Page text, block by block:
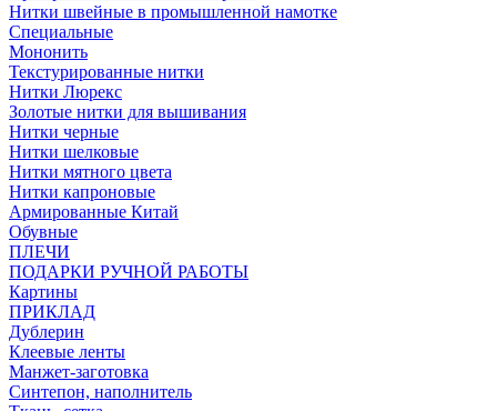
Нитки швейные в промышленной намотке
Специальные
Мононить
Текстурированные нитки
Нитки Люрекс
Золотые нитки для вышивания
Нитки черные
Нитки шелковые
Нитки мятного цвета
Нитки капроновые
Армированные Китай
Обувные
ПЛЕЧИ
ПОДАРКИ РУЧНОЙ РАБОТЫ
Картины
ПРИКЛАД
Дублерин
Клеевые ленты
Манжет-заготовка
Синтепон, наполнитель